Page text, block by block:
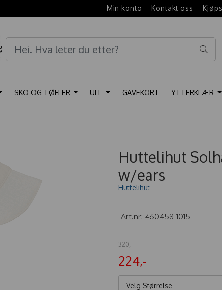
Min konto Kontakt oss
SKO OG TØFLER ULL GAVEKORT YTTERKLÆR
Huttelihut
w/ears
Huttelihut
Art.nr: 460458-1015
320,-
224,-
Velg Størrelse